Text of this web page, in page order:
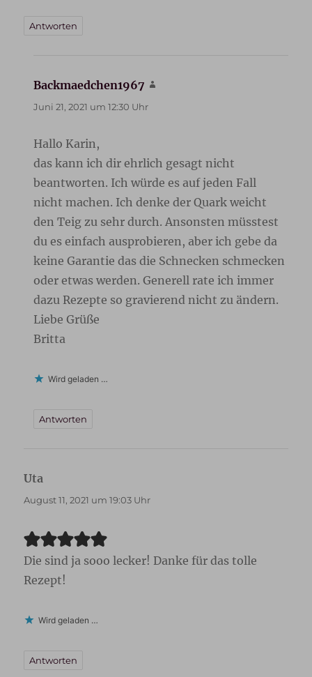
Antworten
Backmaedchen1967
Juni 21, 2021 um 12:30 Uhr
Hallo Karin,
das kann ich dir ehrlich gesagt nicht
beantworten. Ich würde es auf jeden Fall
nicht machen. Ich denke der Quark weicht
den Teig zu sehr durch. Ansonsten müsstest
du es einfach ausprobieren, aber ich gebe da
keine Garantie das die Schnecken schmecken
oder etwas werden. Generell rate ich immer
dazu Rezepte so gravierend nicht zu ändern.
Liebe Grüße
Britta
Wird geladen …
Antworten
Uta
August 11, 2021 um 19:03 Uhr
Die sind ja sooo lecker! Danke für das tolle
Rezept!
Wird geladen …
Antworten